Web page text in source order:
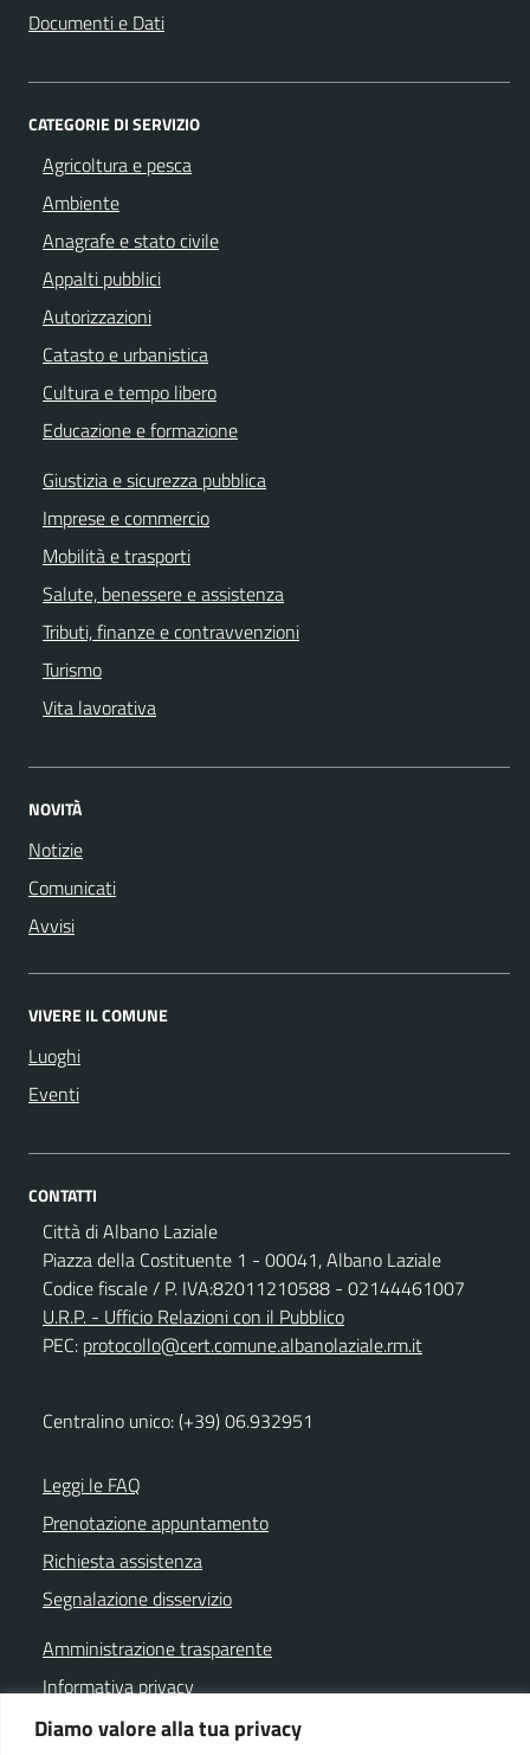
Diamo valore alla tua privacy
Documenti e Dati
CATEGORIE DI SERVIZIO
Agricoltura e pesca
Ambiente
Anagrafe e stato civile
Appalti pubblici
Autorizzazioni
Catasto e urbanistica
Cultura e tempo libero
Educazione e formazione
Giustizia e sicurezza pubblica
Imprese e commercio
Mobilità e trasporti
Salute, benessere e assistenza
Tributi, finanze e contravvenzioni
Turismo
Vita lavorativa
NOVITÀ
Notizie
Comunicati
Avvisi
VIVERE IL COMUNE
Luoghi
Eventi
CONTATTI
Città di Albano Laziale
Piazza della Costituente 1 - 00041, Albano Laziale
Codice fiscale / P. IVA:82011210588 - 02144461007
U.R.P. - Ufficio Relazioni con il Pubblico
PEC: protocollo@cert.comune.albanolaziale.rm.it
Centralino unico: (+39) 06.932951
Leggi le FAQ
Prenotazione appuntamento
Richiesta assistenza
Segnalazione disservizio
Amministrazione trasparente
Informativa privacy
Note legali